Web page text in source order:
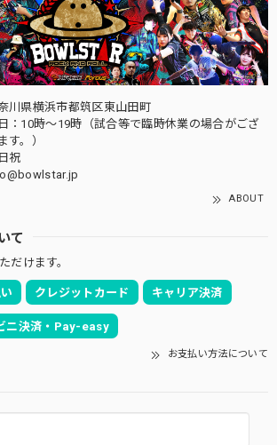
川県横浜市都筑区東山田町
：10時～19時（試合等で臨時休業の場合がござ
す。）
祝
ABOUT
て
だけます。
クレジットカード キャリア決済
ニ決済・Pay-easy
お支払い方法について